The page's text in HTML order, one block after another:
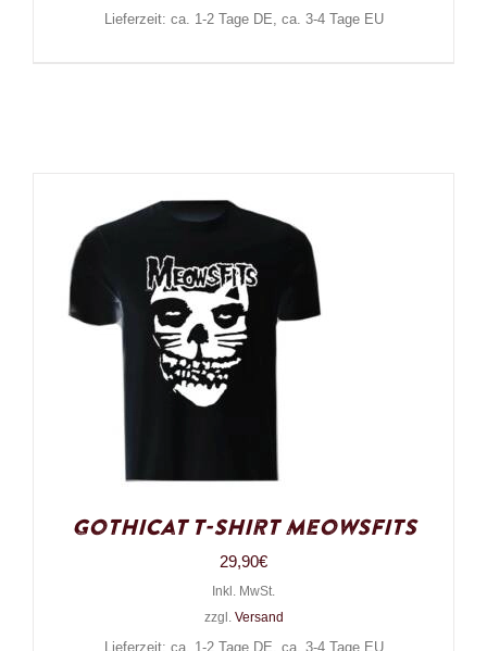
Lieferzeit: ca. 1-2 Tage DE, ca. 3-4 Tage EU
Gothicat T-Shirt Meowsfits
29,90€
Inkl. MwSt.
zzgl. Versand
Lieferzeit: ca. 1-2 Tage DE, ca. 3-4 Tage EU